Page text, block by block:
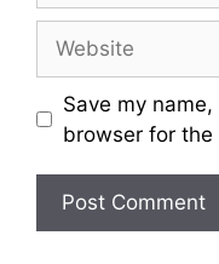
a
l
s
Save my
browser for the